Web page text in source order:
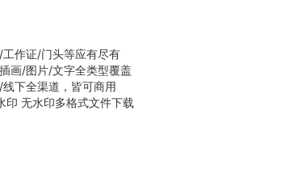
工作证/门头等应有尽有
插画/图片/文字全类型覆盖
下全渠道，皆可商用
印 无水印多格式文件下载